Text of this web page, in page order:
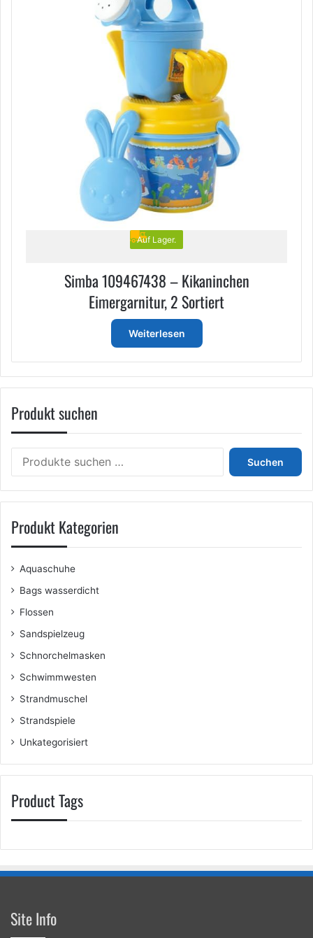
Auf Lager.
Simba 109467438 – Kikaninchen
Eimergarnitur, 2 Sortiert
Weiterlesen
Produkt suchen
nach:
Suchen
Produkt Kategorien
Aquaschuhe
Bags wasserdicht
Flossen
Sandspielzeug
Schnorchelmasken
Schwimmwesten
Strandmuschel
Strandspiele
Unkategorisiert
Product Tags
Site Info